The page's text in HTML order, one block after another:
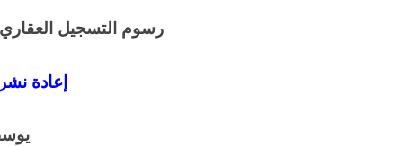
رسوم التسجيل
إعادة